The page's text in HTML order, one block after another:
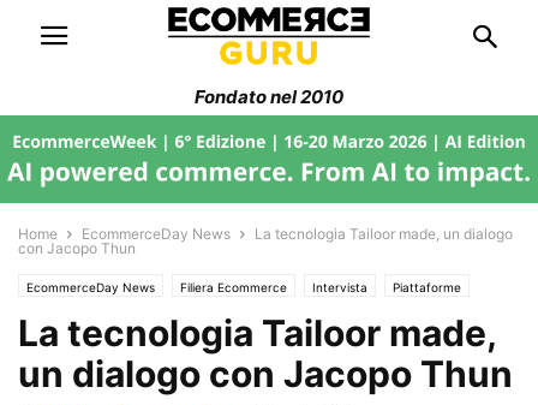
Fondato nel 2010
Home EcommerceDay News
La tecnologia Tailoor made, un dialogo
con Jacopo Thun
EcommerceDay News Filiera Ecommerce Intervista Piattaforme
Trend di Mercato
La tecnologia Tailoor made,
un dialogo con Jacopo Thun